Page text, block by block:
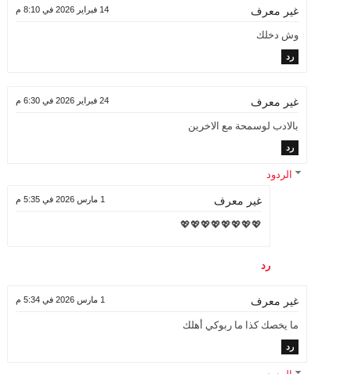
غير معرف 14 فبراير 2026 في 8:10 م
وش دخلك
رد
غير معرف 24 فبراير 2026 في 6:30 م
بالادب لوسمحة مع الاخرين
رد
الردود
غير معرف 1 مارس 2026 في 5:35 م
💖💖💖💖💖💖💖💖
رد
غير معرف 1 مارس 2026 في 5:34 م
ما يخصك كذا ما ربوكي أهلك
رد